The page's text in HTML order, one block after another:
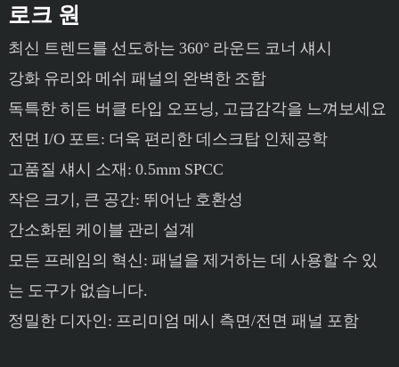
로크 원
최신 트렌드를 선도하는 360° 라운드 코너 섀시
강화 유리와 메쉬 패널의 완벽한 조합
독특한 히든 버클 타입 오프닝, 고급감각을 느껴보세요
전면 I/O 포트: 더욱 편리한 데스크탑 인체공학
고품질 섀시 소재: 0.5mm SPCC
작은 크기, 큰 공간: 뛰어난 호환성
간소화된 케이블 관리 설계
모든 프레임의 혁신: 패널을 제거하는 데 사용할 수 있
는 도구가 없습니다.
정밀한 디자인: 프리미엄 메시 측면/전면 패널 포함